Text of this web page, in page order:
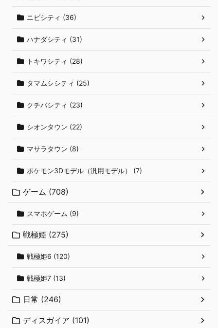
ニビシティ (36)
ハナダシティ (31)
トキワシティ (28)
タマムシシティ (25)
クチバシティ (23)
シオンタウン (22)
マサラタウン (8)
ポケモン3Dモデル（汎用モデル） (7)
ゲーム (708)
スマホゲーム (9)
戦極姫 (275)
戦極姫6 (120)
戦極姫7 (13)
日常 (246)
ディスガイア (101)